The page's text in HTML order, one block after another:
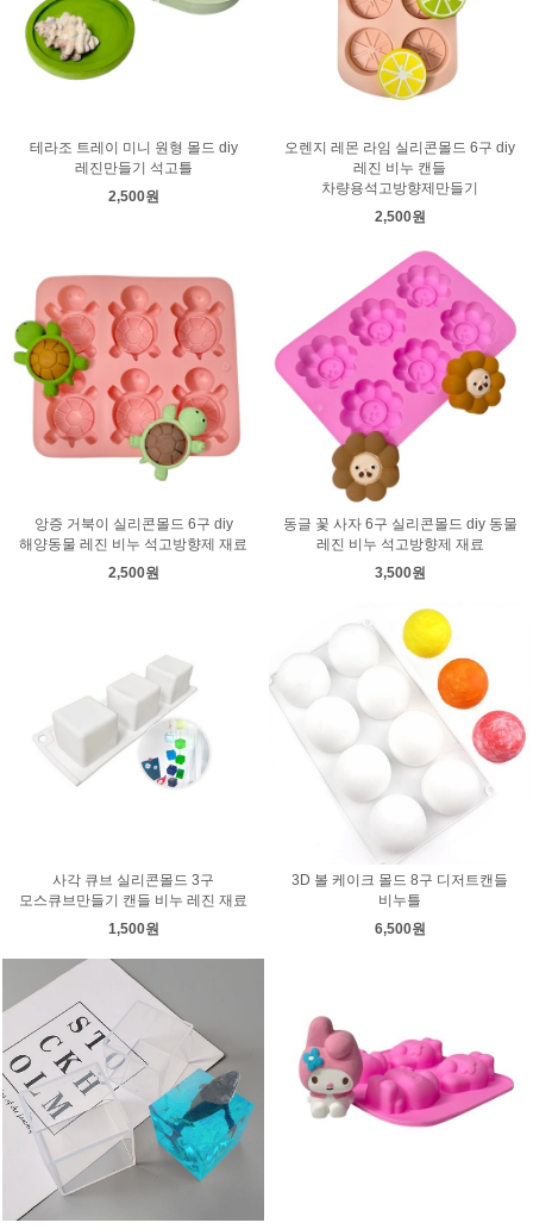
테라조 트레이 미니 원형 몰드 diy
레진만들기 석고틀
2,500원
오렌지 레몬 라임 실리콘몰드 6구 diy
레진 비누 캔들
차량용석고방향제만들기
2,500원
앙증 거북이 실리콘몰드 6구 diy
해양동물 레진 비누 석고방향제 재료
2,500원
동글 꽃 사자 6구 실리콘몰드 diy 동물
레진 비누 석고방향제 재료
3,500원
사각 큐브 실리콘몰드 3구
모스큐브만들기 캔들 비누 레진 재료
1,500원
3D 볼 케이크 몰드 8구 디저트캔들
비누틀
6,500원